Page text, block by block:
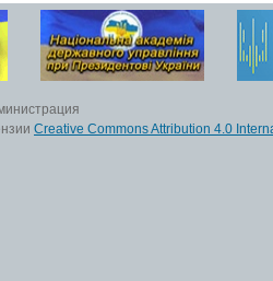
Creative Commons Attribution 4.0